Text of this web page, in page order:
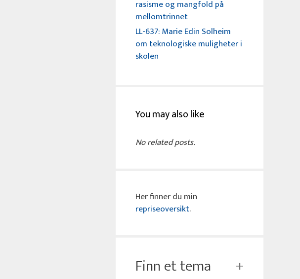
rasisme og mangfold på
mellomtrinnet
LL-637: Marie Edin Solheim
om teknologiske muligheter i
skolen
You may also like
No related posts.
Her finner du min
repriseoversikt.
Finn et tema